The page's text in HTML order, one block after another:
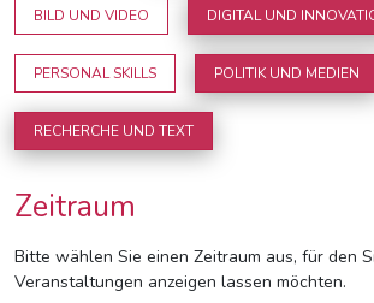
BILD UND VIDEO DIGITAL UND
PERSONAL SKILLS POLITIK UND MEDIEN
RECHERCHE UND TEXT
Zeitraum
Bitte wählen Sie einen Zeitraum aus, für den
Veranstaltungen anzeigen lassen möchten.